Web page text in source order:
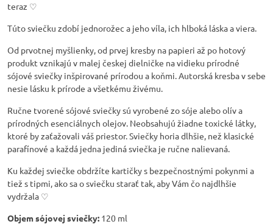
teraz ♡
Túto sviečku zdobí jednorožec a jeho víla, ich hlboká láska a viera.
Od prvotnej myšlienky, od prvej kresby na papieri až po hotový
produkt vznikajú v malej českej dielničke na vidieku prírodné
sójové sviečky inšpirované prírodou a koňmi. Autorská kresba v sebe
nesie lásku k prírode a všetkému živému.
Ručne tvorené sójové sviečky sú vyrobené zo sóje alebo olív a
prírodných esenciálnych olejov. Neobsahujú žiadne toxické látky,
ktoré by zaťažovali váš priestor. Sviečky horia dlhšie, než klasické
parafínové a každá jedna jediná sviečka je ručne nalievaná.
Ku každej sviečke obdržíte kartičky s bezpečnostnými pokynmi a
tiež s tipmi, ako sa o sviečku starať tak, aby Vám čo najdlhšie
vydržala ♡
Objem sójovej sviečky: 120 ml